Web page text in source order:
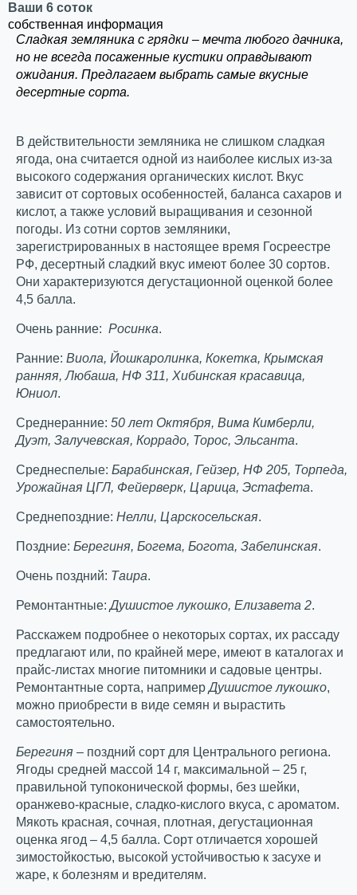
Ваши 6 соток
собственная информация
Сладкая земляника с грядки – мечта любого дачника,
но не всегда посаженные кустики оправдывают
ожидания. Предлагаем выбрать самые вкусные
десертные сорта.
В действительности земляника не слишком сладкая
ягода, она считается одной из наиболее кислых из-за
высокого содержания органических кислот. Вкус
зависит от сортовых особенностей, баланса сахаров и
кислот, а также условий выращивания и сезонной
погоды. Из сотни сортов земляники,
зарегистрированных в настоящее время Госреестре
РФ, десертный сладкий вкус имеют более 30 сортов.
Они характеризуются дегустационной оценкой более
4,5 балла.
Очень ранние: Росинка.
Ранние: Виола, Йошкаролинка, Кокетка, Крымская
ранняя, Любаша, НФ 311, Хибинская красавица,
Юниол.
Среднеранние: 50 лет Октября, Вима Кимберли,
Дуэт, Залучевская, Коррадо, Торос, Эльсанта.
Среднеспелые: Барабинская, Гейзер, НФ 205, Торпеда,
Урожайная ЦГЛ, Фейерверк, Царица, Эстафета.
Среднепоздние: Нелли, Царскосельская.
Поздние: Берегиня, Богема, Богота, Забелинская.
Очень поздний: Таира.
Ремонтантные:Душистое лукошко, Елизавета 2.
Расскажем подробнее о некоторых сортах, их рассаду
предлагают или, по крайней мере, имеют в каталогах и
прайс-листах многие питомники и садовые центры.
Ремонтантные сорта, напримерДушистое лукошко,
можно приобрести в виде семян и вырастить
самостоятельно.
Берегиня – поздний сорт для Центрального региона.
Ягоды средней массой 14 г, максимальной – 25 г,
правильной тупоконической формы, без шейки,
оранжево-красные, сладко-кислого вкуса, с ароматом.
Мякоть красная, сочная, плотная, дегустационная
оценка ягод – 4,5 балла. Сорт отличается хорошей
зимостойкостью, высокой устойчивостью к засухе и
жаре, к болезням и вредителям.